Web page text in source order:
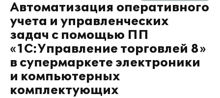
Автоматизация оперативного
учета и управленческих
задач с помощью ПП
«1С:Управление торговлей 8»
в супермаркете электроники
и компьютерных
комплектующих